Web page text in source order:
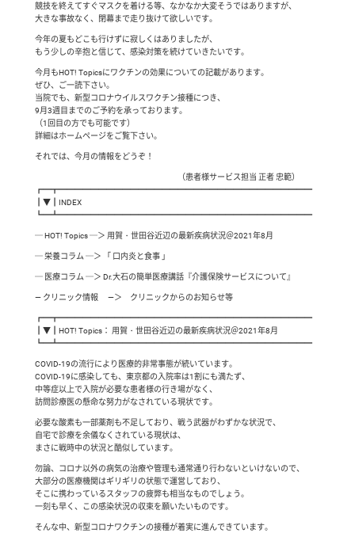
競技を終えてすぐマスクを着ける等、なかなか大変そうではありますが、
大きな事故なく、閉幕まで走り抜けて欲しいです。
今年の夏もどこも行けずに寂しくはありましたが、
もう少しの辛抱と信じて、感染対策を続けていきたいです。
今月もHOT! Topicsにワクチンの効果についての記載があります。
ぜひ、ご一読下さい。
当院でも、新型コロナウイルスワクチン接種につき、
9月3週目までのご予約を承っております。
（1回目の方でも可能です）
詳細はホームページをご覧下さい。
それでは、今月の情報をどうぞ！
（患者様サービス担当 正者 忠範）
┏━┳━━━━━━━━━━━━━━━━━━━━━━━━━━━━━━━━
┃▼┃INDEX
┗━┻━━━━━━━━━━━━━━━━━━━━━━━━━━━━━━━━
─ HOT! Topics ─＞ 用賀・世田谷近辺の最新疾病状況＠2021年8月
─ 栄養コラム ─＞ 「 口内炎と食事 」
─ 医療コラム ─＞ Dr.大石の簡単医療講話『介護保険サービスについて』
— クリニック情報 —＞ クリニックからのお知らせ等
┏━┳━━━━━━━━━━━━━━━━━━━━━━━━━━━━━━━━
┃▼┃HOT! Topics： 用賀・世田谷近辺の最新疾病状況＠2021年8月
┗━┻━━━━━━━━━━━━━━━━━━━━━━━━━━━━━━━━
COVID-19の流行により医療的非常事態が続いています。
COVID-19に感染しても、東京都の入院率は1割にも満たず、
中等症以上で入院が必要な患者様の行き場がなく、
訪問診療医の懸命な努力がなされている現状です。
必要な酸素も一部薬剤も不足しており、戦う武器がわずかな状況で、
自宅で診療を余儀なくされている現状は、
まさに戦時中の状況と酷似しています。
勿論、コロナ以外の病気の治療や管理も通常通り行わないといけないので、
大部分の医療機関はギリギリの状態で運営しており、
そこに携わっているスタッフの疲弊も相当なものでしょう。
一刻も早く、この感染状況の収束を願いたいものです。
そんな中、新型コロナワクチンの接種が着実に進んできています。